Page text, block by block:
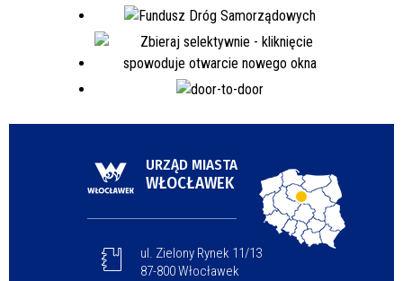
URZĄD MIASTA
WŁOCŁAWEK
ul. Zielony Rynek 11/13
87-800 Włocławek